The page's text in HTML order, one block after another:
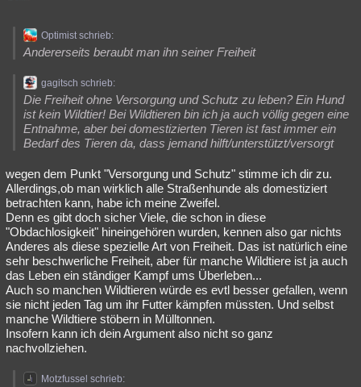
Optimist schrieb:
Andererseits beraubt man ihn seiner Freiheit
gagitsch schrieb:
Die Freiheit ohne Versorgung und Schutz zu leben? Ein Hund
ist kein Wildtier! Bei Wildtieren bin ich ja auch völlig gegen eine
Entnahme, aber bei domestizierten Tieren ist fast immer ein
Bedarf des Tieren da, dass jemand hilft/unterstützt/versorgt
wegen dem Punkt "Versorgung und Schutz" stimme ich dir zu.
Allerdings,ob man wirklich alle Straßenhunde als domestiziert
betrachten kann, habe ich meine Zweifel.
Denn es gibt doch sicher Viele, die schon in diese
"Obdachlosigkeit" hineingehören wurden, kennen also gar nichts
Anderes als diese spezielle Art von Freiheit. Das ist natürlich eine
sehr beschwerliche Freiheit, aber für manche Wildtiere ist ja auch
das Leben ein stândiger Kampf ums Überleben...
Auch so manchen Wildtieren würde es evtl besser gefallen, wenn
sie nicht jeden Tag um ihr Futter kämpfen müssten. Und selbst
manche Wildtiere stöbern in Mülltonnen.
Insofern kann ich dein Argument also nicht so ganz
nachvollziehen.
Motzfussel schrieb: